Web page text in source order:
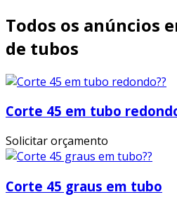
Todos os anúncios
de tubos
Corte 45 em tubo
Solicitar orçamento
Corte 45 graus em tubo